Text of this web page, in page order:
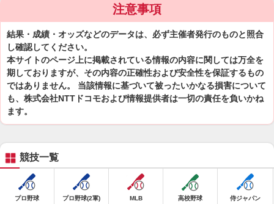
注意事項
結果・成績・オッズなどのデータは、必ず主催者発行のものと照合
し確認してください。
本サイトのページ上に掲載されている情報の内容に関しては万全を
期しておりますが、その内容の正確性および安全性を保証するもの
ではありません。 当該情報に基づいて被ったいかなる損害について
も、株式会社NTTドコモおよび情報提供者は一切の責任を負いかね
ます。
競技一覧
プロ野球 プロ野球(2軍) MLB 高校野球 侍ジャパン